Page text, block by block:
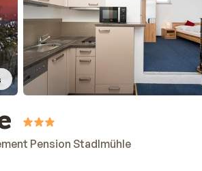
Pension Stadlmühle